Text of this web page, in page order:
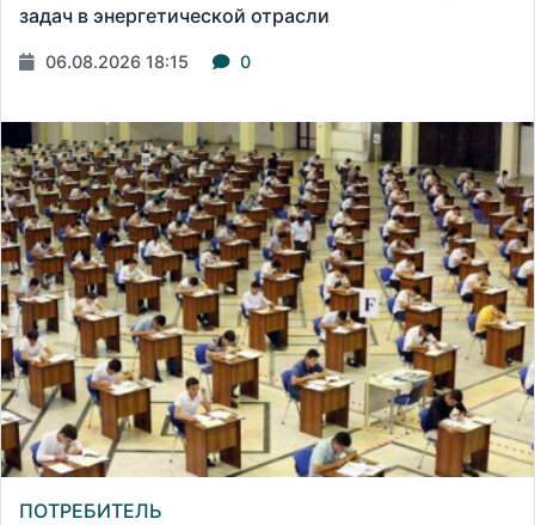
задач в энергетической отрасли
06.08.2026 18:15 0
ПОТРЕБИТЕЛЬ